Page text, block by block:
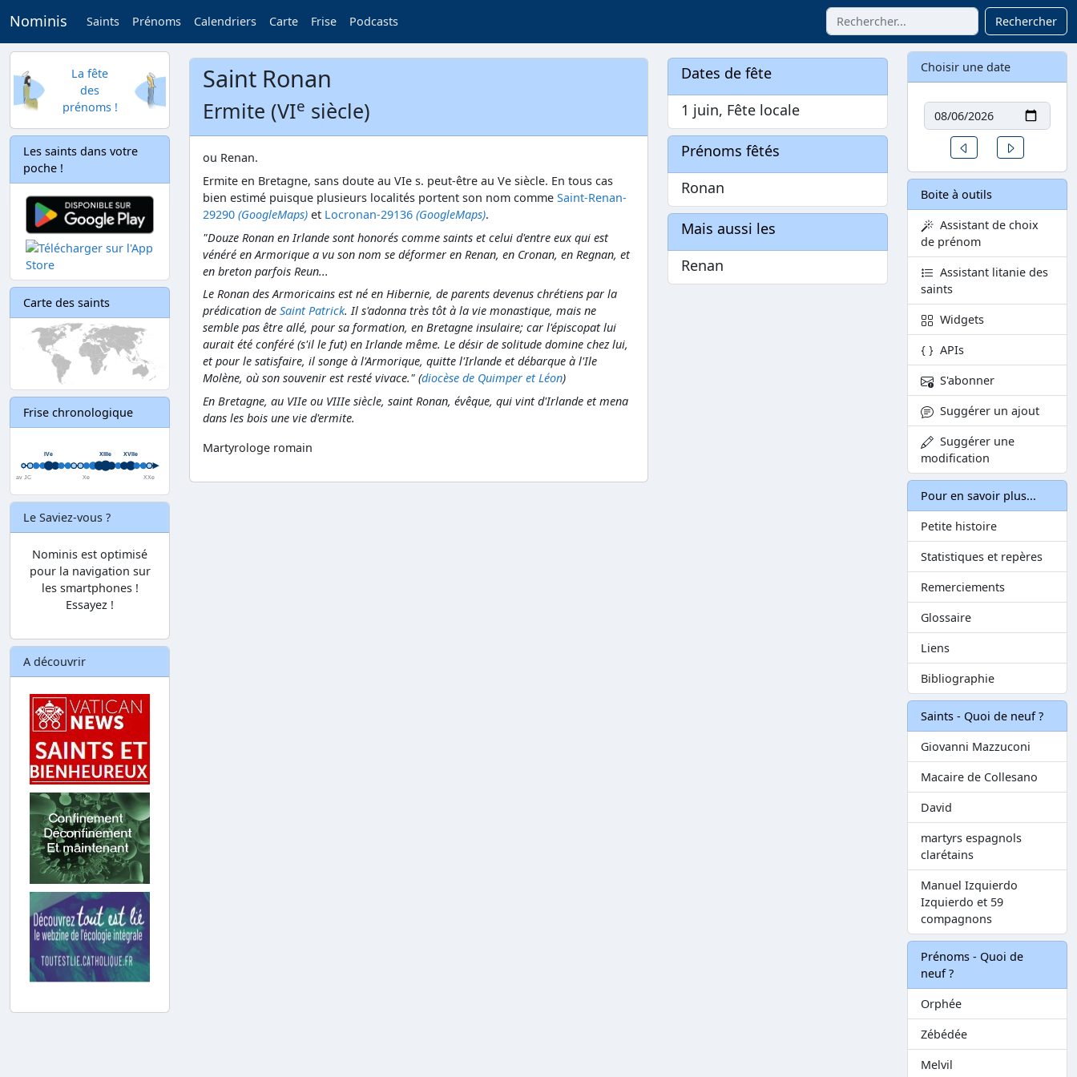
Nominis Saints Prénoms Calendriers Carte Frise Podcasts Rechercher
La fête
des
prénoms !
Les saints dans votre
poche !
Carte des saints
Frise chronologique
Le Saviez-vous ?
Nominis est optimisé
pour la navigation sur
les smartphones !
Essayez !
A découvrir
Saint Ronan
Ermite (VIe siècle)
ou Renan.
Ermite en Bretagne, sans doute au VIe s. peut-être au Ve siècle. En tous cas
bien estimé puisque plusieurs localités portent son nom comme Saint-Renan-
29290 (GoogleMaps) et Locronan-29136 (GoogleMaps).
"Douze Ronan en Irlande sont honorés comme saints et celui d'entre eux qui est
vénéré en Armorique a vu son nom se déformer en Renan, en Cronan, en Regnan, et
en breton parfois Reun...
Le Ronan des Armoricains est né en Hibernie, de parents devenus chrétiens par la
prédication de Saint Patrick. Il s'adonna très tôt à la vie monastique, mais ne
semble pas être allé, pour sa formation, en Bretagne insulaire; car l'épiscopat lui
aurait été conféré (s'il le fut) en Irlande même. Le désir de solitude domine chez lui,
et pour le satisfaire, il songe à l'Armorique, quitte l'Irlande et débarque à l'Ile
Molène, où son souvenir est resté vivace." (diocèse de Quimper et Léon)
En Bretagne, au VIIe ou VIIIe siècle, saint Ronan, évêque, qui vint d'Irlande et mena
dans les bois une vie d'ermite.
Martyrologe romain
Dates de fête
1 juin, Fête locale
Prénoms fêtés
Ronan
Mais aussi les
Renan
Choisir une date
Date
Un jour avant
Boite à outils
Assistant de choix
de prénom
Assistant litanie des
saints
Widgets
APIs
S'abonner
Suggérer un ajout
Suggérer une
modification
Pour en savoir plus...
Petite histoire
Statistiques et repères
Remerciements
Glossaire
Liens
Bibliographie
Saints - Quoi de neuf ?
Giovanni Mazzuconi
Macaire de Collesano
David
martyrs espagnols
clarétains
Manuel Izquierdo
Izquierdo et 59
compagnons
Prénoms - Quoi de
neuf ?
Orphée
Zébédée
Melvil